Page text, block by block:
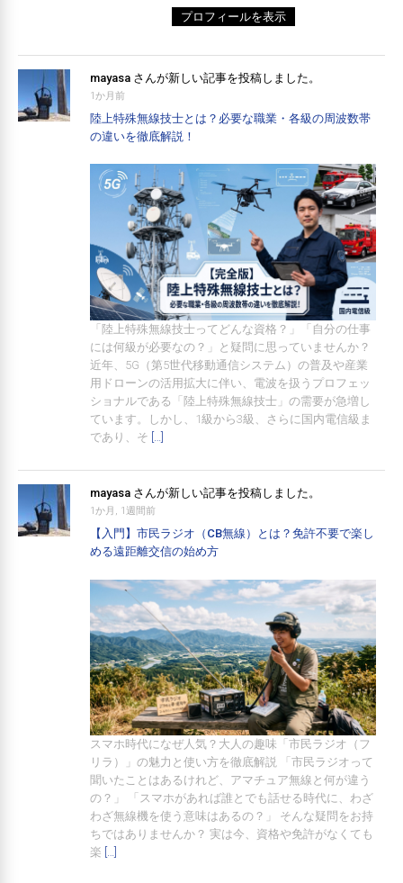
プロフィールを表示
mayasa さんが新しい記事を投稿しました。
1か月前
陸上特殊無線技士とは？必要な職業・各級の周波数帯
の違いを徹底解説！
「陸上特殊無線技士ってどんな資格？」「自分の仕事
には何級が必要なの？」と疑問に思っていませんか？
近年、5G（第5世代移動通信システム）の普及や産業
用ドローンの活用拡大に伴い、電波を扱うプロフェッ
ショナルである「陸上特殊無線技士」の需要が急増し
ています。しかし、1級から3級、さらに国内電信級ま
であり、そ
mayasa さんが新しい記事を投稿しました。
1か月, 1週間前
【入門】市民ラジオ（CB無線）とは？免許不要で楽し
める遠距離交信の始め方
スマホ時代になぜ人気？大人の趣味「市民ラジオ（フ
リラ）」の魅力と使い方を徹底解説 「市民ラジオって
聞いたことはあるけれど、アマチュア無線と何が違う
の？」 「スマホがあれば誰とでも話せる時代に、わざ
わざ無線機を使う意味はあるの？」 そんな疑問をお持
ちではありませんか？ 実は今、資格や免許がなくても
楽 […]